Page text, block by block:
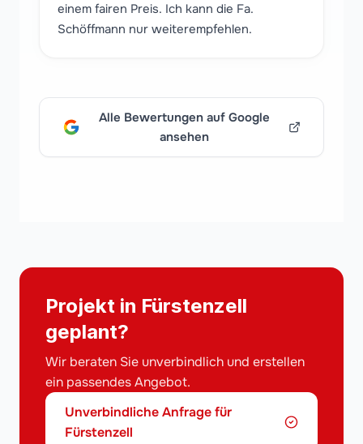
einem fairen Preis. Ich kann die Fa.
Schöffmann nur weiterempfehlen.
Alle Bewertungen auf Google
ansehen
Projekt in Fürstenzell
geplant?
Wir beraten Sie unverbindlich und erstellen
ein passendes Angebot.
Unverbindliche Anfrage für
Fürstenzell